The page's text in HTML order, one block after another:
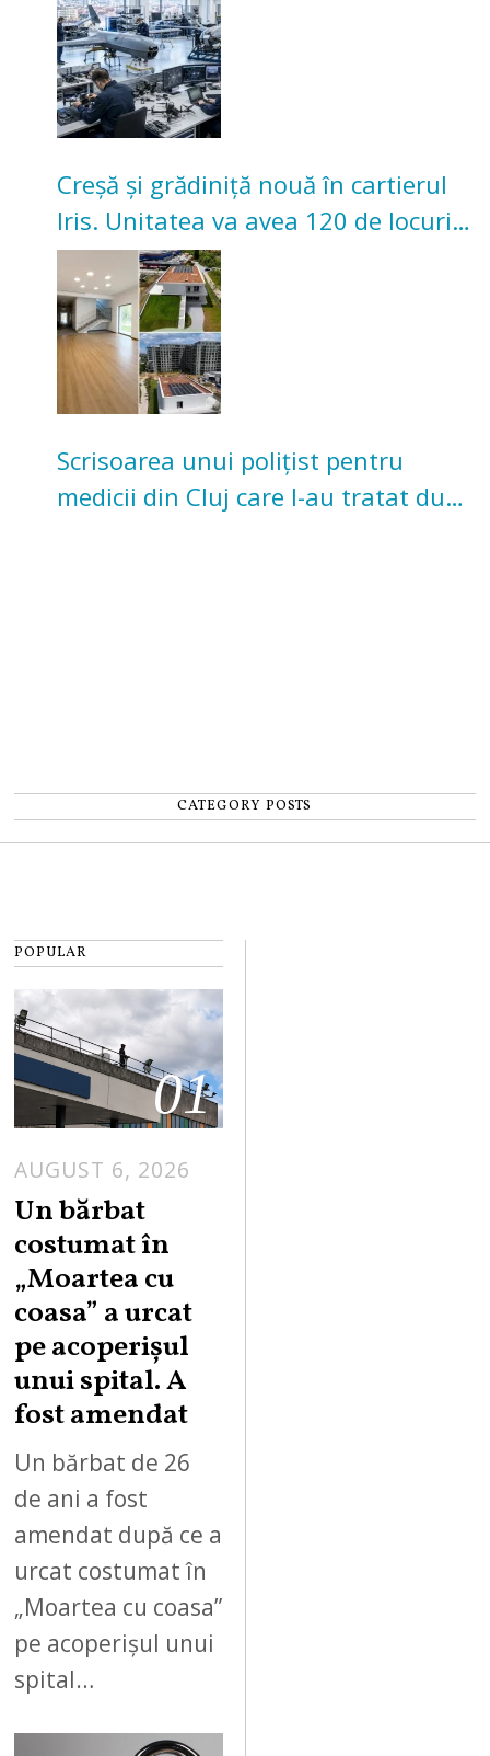
Creșă și grădiniță nouă în cartierul
Iris. Unitatea va avea 120 de locuri
pentru copii
Scrisoarea unui polițist pentru
medicii din Cluj care l-au tratat după
CATEGORY POSTS
POPULAR
01
AUGUST 6, 2026
Un bărbat
costumat în
„Moartea cu
coasa” a urcat
pe acoperișul
unui spital. A
fost amendat
Un bărbat de 26
de ani a fost
amendat după ce a
urcat costumat în
„Moartea cu coasa”
pe acoperișul unui
spital…